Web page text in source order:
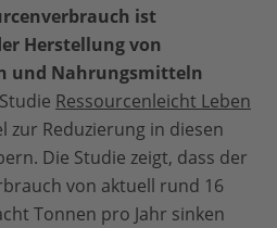
ist
Herstellung von
und Nahrungsmitteln
Ressourcenleicht Leben
zur Reduzierung in diesen
Die Studie zeigt, dass der
von aktuell rund 16
Tonnen pro Jahr sinken